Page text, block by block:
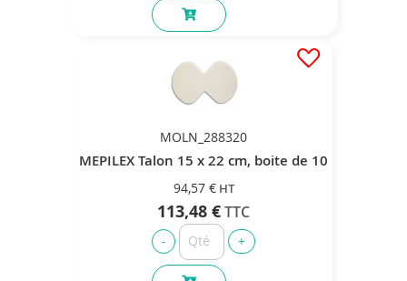
MOLN_288320
MEPILEX Talon 15 x 22 cm, boite de 10
94,57 €
113,48 €